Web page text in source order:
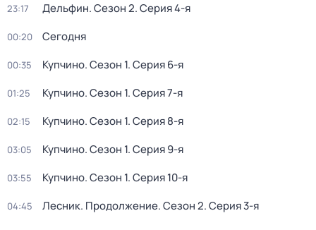
23:17 Дельфин. Сезон 2. Серия 4-я
00:20 Сегодня
00:35 Купчино. Сезон 1. Серия 6-я
01:25 Купчино. Сезон 1. Серия 7-я
02:15 Купчино. Сезон 1. Серия 8-я
03:05 Купчино. Сезон 1. Серия 9-я
03:55 Купчино. Сезон 1. Серия 10-я
04:45 Лесник. Продолжение. Сезон 2. Серия 3-я